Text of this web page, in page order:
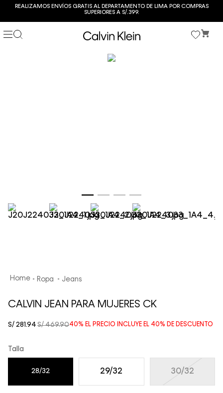
REALIZAMOS ENVÍOS GRATIS AL DEPARTAMENTO DE LIMA POR COMPRAS
SUPERIORES A S/.399.
Ropa Jeans
CALVIN JEAN PARA MUJERES CK
40% EL PRECIO INCLUYE EL 40% DE DESCUENTO
S/ 469.90
S/ 281 .94
Talla
28/32 29/32 30/32